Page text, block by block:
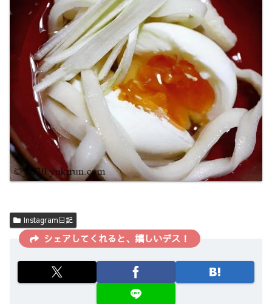
Instagram日記
シェアしてくれると、嬉しいデス！